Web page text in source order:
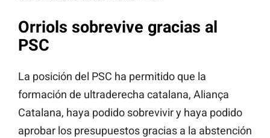
Orriols sobrevive gracias al
PSC
La posición del PSC ha permitido que la
formación de ultraderecha catalana, Aliança
Catalana, haya podido sobrevivir y haya podido
aprobar los presupuestos gracias a la abstención